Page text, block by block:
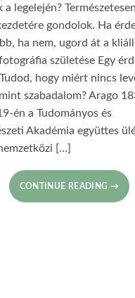
a legelején?
gondolok. Ha
ha nem, ugord át a
születése Egy
hogy miért nincs
szabadalom? Arago
én a Tudományos és
Akadémia együttes
[…]
CONTINUE READING →